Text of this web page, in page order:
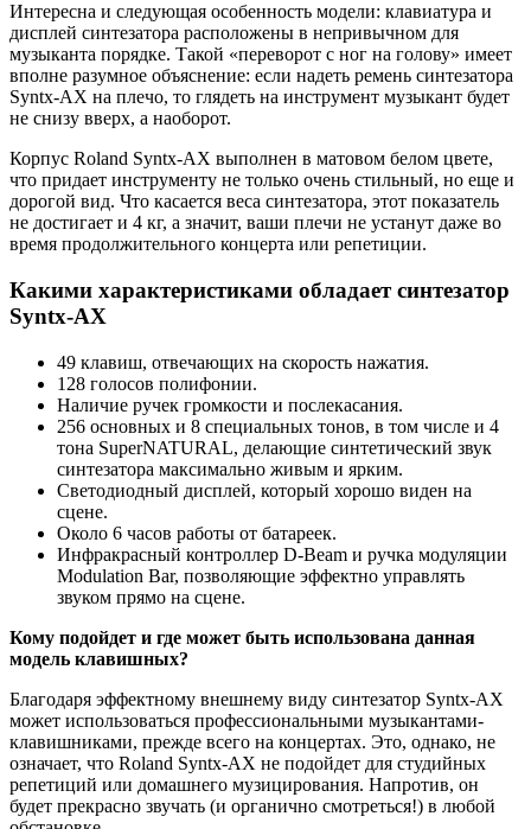
Интересна и следующая особенность модели: клавиатура и
дисплей синтезатора расположены в непривычном для
музыканта порядке. Такой «переворот с ног на голову» имеет
вполне разумное объяснение: если надеть ремень синтезатора
Syntx-AX на плечо, то глядеть на инструмент музыкант будет
не снизу вверх, а наоборот.
Корпус Roland Syntx-AX выполнен в матовом белом цвете,
что придает инструменту не только очень стильный, но еще и
дорогой вид. Что касается веса синтезатора, этот показатель
не достигает и 4 кг, а значит, ваши плечи не устанут даже во
время продолжительного концерта или репетиции.
Какими характеристиками обладает синтезатор
Syntx-AX
49 клавиш, отвечающих на скорость нажатия.
128 голосов полифонии.
Наличие ручек громкости и послекасания.
256 основных и 8 специальных тонов, в том числе и 4
тона SuperNATURAL, делающие синтетический звук
синтезатора максимально живым и ярким.
Светодиодный дисплей, который хорошо виден на
сцене.
Около 6 часов работы от батареек.
Инфракрасный контроллер D-Beam и ручка модуляции
Modulation Bar, позволяющие эффектно управлять
звуком прямо на сцене.
Кому подойдет и где может быть использована данная
модель клавишных?
Благодаря эффектному внешнему виду синтезатор Syntx-AX
может использоваться профессиональными музыкантами-
клавишниками, прежде всего на концертах. Это, однако, не
означает, что Roland Syntx-AX не подойдет для студийных
репетиций или домашнего музицирования. Напротив, он
будет прекрасно звучать (и органично смотреться!) в любой